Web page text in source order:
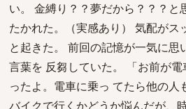
い。 金縛り？？夢だから？？？と
たかれた。（実感あり） 気配がス
と起きた。 前回の記憶が一気に思
言葉を 反芻していた。 「お前が
ったよ。電車に乗っ てたら他の人
バイクで行くかどうか悩んだが、